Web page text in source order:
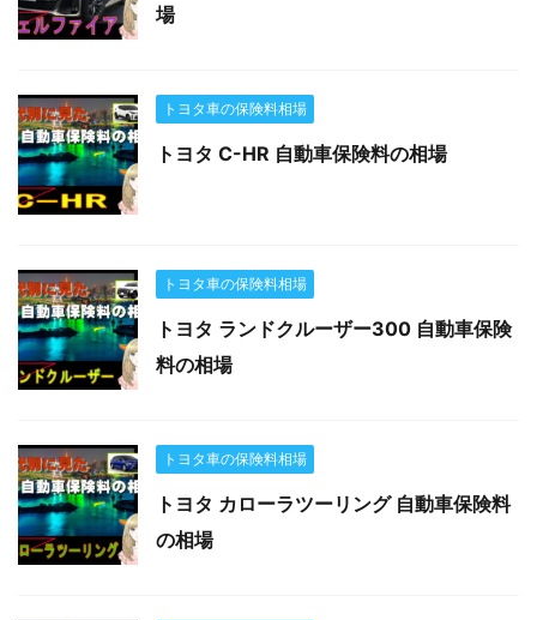
場
トヨタ車の保険料相場
トヨタ C-HR 自動車保険料の相場
トヨタ車の保険料相場
トヨタ ランドクルーザー300 自動車保険
料の相場
トヨタ車の保険料相場
トヨタ カローラツーリング 自動車保険料
の相場